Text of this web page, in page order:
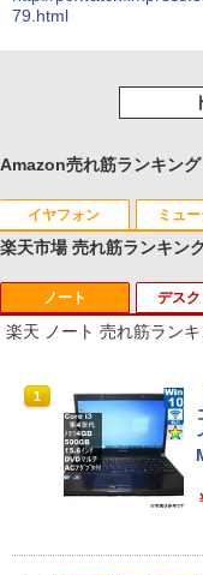
79.html
Amazon売れ筋ランキング
イヤフォン
￥
ミュ
【
富
ウ
ッ
￥
薬
ン
エ
楽天市場 売れ筋ランキン
ノート
楽天 ノート 売れ筋ラン
1
デス